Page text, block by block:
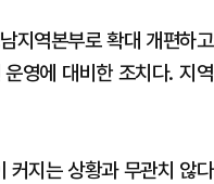
지역본부로 확대 개편하고
영에 대비한 조치다. 지역
커지는 상황과 무관치 않다